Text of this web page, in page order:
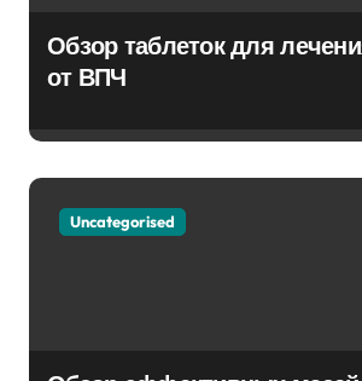
Обзор таблеток для
от ВПЧ
Uncategorised